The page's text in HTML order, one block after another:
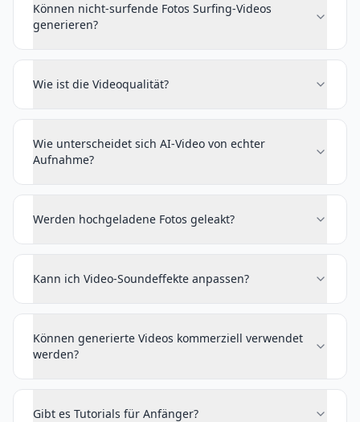
Können nicht-surfende Fotos Surfing-Videos
generieren?
Wie ist die Videoqualität?
Wie unterscheidet sich AI-Video von echter
Aufnahme?
Werden hochgeladene Fotos geleakt?
Kann ich Video-Soundeffekte anpassen?
Können generierte Videos kommerziell verwendet
werden?
Gibt es Tutorials für Anfänger?